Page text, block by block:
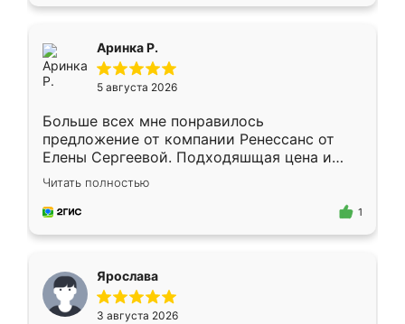
Аринка Р.
5 августа 2026
Больше всех мне понравилось
предложение от компании Ренессанс от
Елены Сергеевой. Подходяшщая цена и
короткие сроки изготовления. Приехавший
для замера сотрудник Владислав
предложил по моему эскизу самый
Читать полностью
1
Ярослава
3 августа 2026